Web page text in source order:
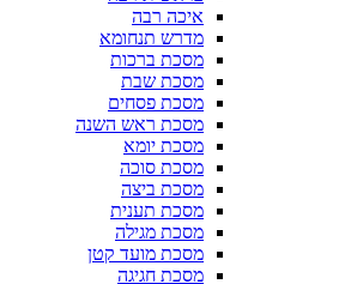
איכה רבה
מדרש תנחומא
מסכת ברכות
מסכת שבת
מסכת פסחים
מסכת ראש השנה
מסכת יומא
מסכת סוכה
מסכת ביצה
מסכת תענית
מסכת מגילה
מסכת מועד קטן
מסכת חגיגה